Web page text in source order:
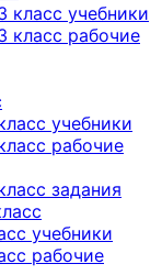
класс учебники
класс рабочие
учебники
рабочие
задания
учебники
рабочие